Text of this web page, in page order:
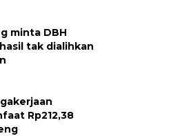
minta DBH
tak dialihkan
Rp212,38